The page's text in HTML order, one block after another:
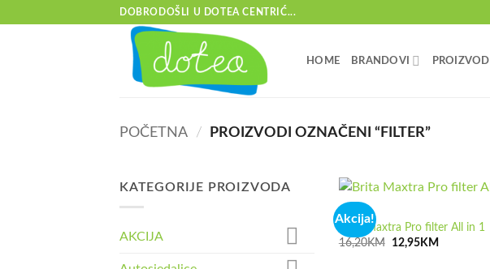
DOBRODOŠLI U DOTEA CENTRIĆ...
HOME BRANDOVI PROIZVODI
POČETNA / PROIZVODI OZNAČENI “FILTER”
KATEGORIJE PROIZVODA
AKCIJA
Akcija!
Brita Maxtra Pro filter All in 1
16,20KM
Izvorna
12,95 KM